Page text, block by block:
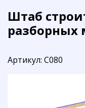
Штаб
разборных
Артикул: С080